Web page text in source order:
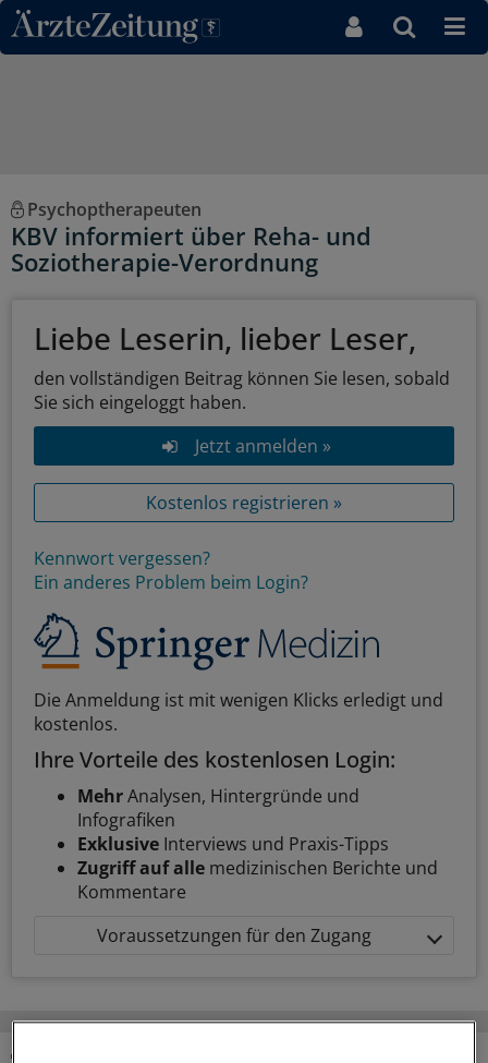
Direkt zum Inhaltsbereich
Psychoptherapeuten
KBV informiert über Reha- und
Soziotherapie-Verordnung
Liebe Leserin, lieber Leser,
den vollständigen Beitrag können Sie lesen, sobald
Sie sich eingeloggt haben.
Jetzt anmelden »
Kostenlos registrieren »
Kennwort vergessen?
Ein anderes Problem beim Login?
Die Anmeldung ist mit wenigen Klicks erledigt und
kostenlos.
Ihre Vorteile des kostenlosen Login:
MehrAnalysen, Hintergründe und
Infografiken
Exklusive Interviews und Praxis-Tipps
Zugriff auf alle medizinischen Berichte und
Kommentare
Voraussetzungen für den Zugang